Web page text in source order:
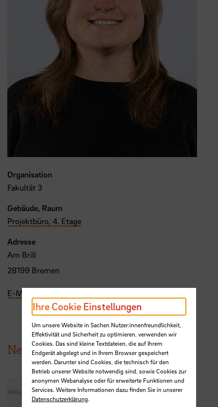
Organisation
Fakultät 3
Gebäude, Raum
Projektbüro, 4. Etage
Adresse
Am Brill
28199 Bremen
E-Mail
News aus der HSB
Ihre Cookie Einstellungen
Um unsere Website in Sachen Nutzer:innenfreundlichkeit,
Effektivität und Sicherheit zu optimieren, verwenden wir
Cookies. Das sind kleine Textdateien, die auf Ihrem
Endgerät abgelegt und in Ihrem Browser gespeichert
werden. Darunter sind Cookies, die technisch für den
Betrieb unserer Website notwendig sind, sowie Cookies zur
anonymen Webanalyse oder für erweiterte Funktionen und
Services. Weitere Informationen dazu finden Sie in unserer
Datenschutzerklärung.